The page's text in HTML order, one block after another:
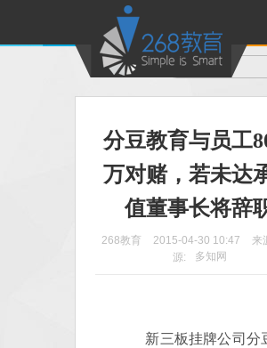
分豆教育与员工
万对赌，若未达
值董事长将辞
268教育 2015-04-30 10:47 来
源:
多知网
新三板挂牌公司分